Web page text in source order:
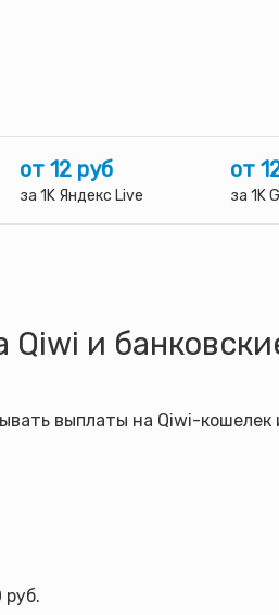
от 12 руб
за 1K Яндекс Live
от
за 1K
Qiwi и
выплаты на Qiwi-кошелек
руб.